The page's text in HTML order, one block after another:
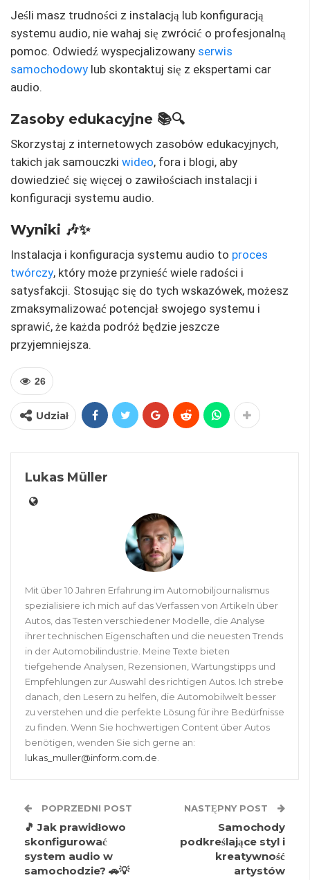
Jeśli masz trudności z instalacją lub konfiguracją
systemu audio, nie wahaj się zwrócić o profesjonalną
pomoc. Odwiedź wyspecjalizowany serwis
samochodowy lub skontaktuj się z ekspertami car
audio.
Zasoby edukacyjne 📚🔍
Skorzystaj z internetowych zasobów edukacyjnych,
takich jak samouczki wideo, fora i blogi, aby
dowiedzieć się więcej o zawiłościach instalacji i
konfiguracji systemu audio.
Wyniki 🎶✨
Instalacja i konfiguracja systemu audio to proces
twórczy, który może przynieść wiele radości i
satysfakcji. Stosując się do tych wskazówek, możesz
zmaksymalizować potencjał swojego systemu i
sprawić, że każda podróż będzie jeszcze
przyjemniejsza.
26
Udział
Lukas Müller
Mit über 10 Jahren Erfahrung im Automobiljournalismus
spezialisiere ich mich auf das Verfassen von Artikeln über
Autos, das Testen verschiedener Modelle, die Analyse
ihrer technischen Eigenschaften und die neuesten Trends
in der Automobilindustrie. Meine Texte bieten
tiefgehende Analysen, Rezensionen, Wartungstipps und
Empfehlungen zur Auswahl des richtigen Autos. Ich strebe
danach, den Lesern zu helfen, die Automobilwelt besser
zu verstehen und die perfekte Lösung für ihre Bedürfnisse
zu finden. Wenn Sie hochwertigen Content über Autos
benötigen, wenden Sie sich gerne an:
lukas_muller@inform.com.de.
POPRZEDNI POST
🎵 Jak prawidłowo
skonfigurować
system audio w
samochodzie? 🚗💡
NASTĘPNY POST
Samochody
podkreślające styl i
kreatywność
artystów